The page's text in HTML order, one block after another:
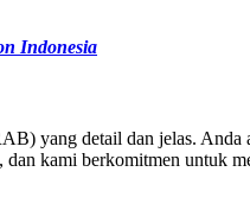
Indonesia
yang detail dan jelas.
kami berkomitmen untuk